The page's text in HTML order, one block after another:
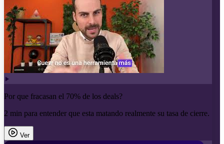
Por que fracasan el 70% de los deals?
2 min para entender que esta matando realmente su tasa de cierre.
Ver